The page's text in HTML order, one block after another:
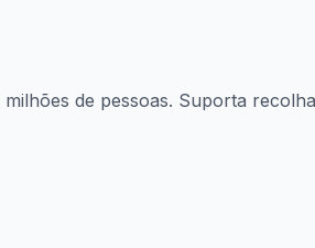
de pessoas. Suporta